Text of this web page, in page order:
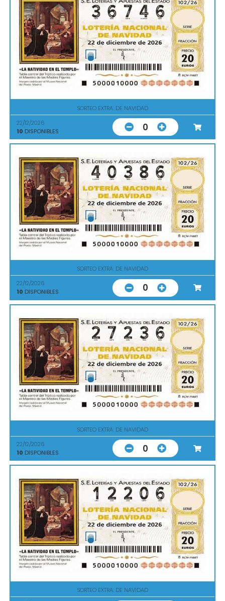
SORTEO EXTRA. DE NAVIDAD
22/12/2026
10 DISPONIBLES 0
SORTEO EXTRA. DE NAVIDAD
22/12/2026
10 DISPONIBLES 0
SORTEO EXTRA. DE NAVIDAD
22/12/2026
10 DISPONIBLES 0
SORTEO EXTRA. DE NAVIDAD